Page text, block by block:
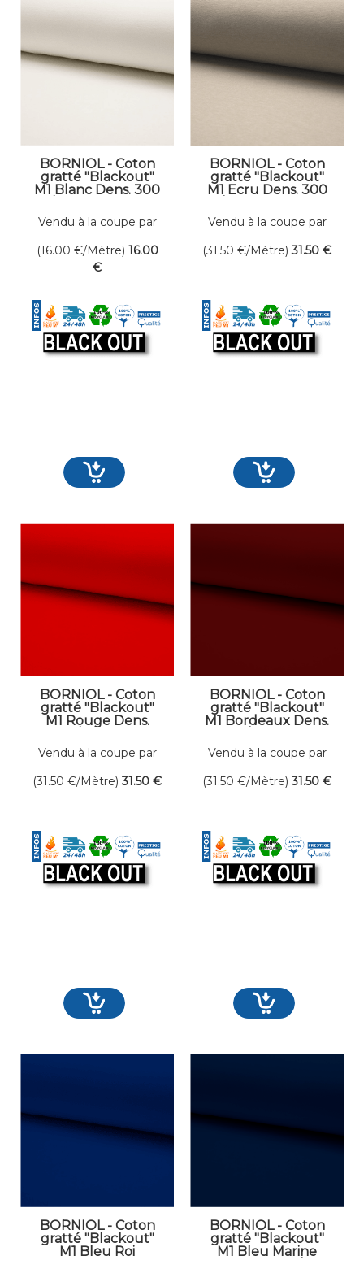
BORNIOL - Coton
gratté "Blackout"
M1 Blanc Dens. 300
Occultant
Vendu à la coupe par
(16.00 €/Mètre) 16.00
€
BORNIOL - Coton
gratté "Blackout"
M1 Ecru Dens. 300
Occultant
Vendu à la coupe par
(31.50 €/Mètre) 31.50 €
BORNIOL - Coton
gratté "Blackout"
M1 Rouge Dens.
cm Occultant
Vendu à la coupe par
(31.50 €/Mètre) 31.50 €
BORNIOL - Coton
gratté "Blackout"
M1 Bordeaux Dens.
cm Occultant
Vendu à la coupe par
(31.50 €/Mètre) 31.50 €
BORNIOL - Coton
gratté "Blackout"
M1 Bleu Roi
BORNIOL - Coton
gratté "Blackout"
M1 Bleu Marine